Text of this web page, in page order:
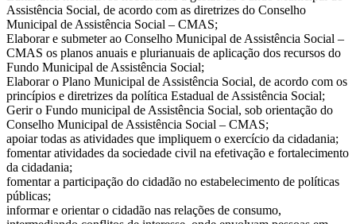
Assistência Social, de acordo com as diretrizes do Conselho
Municipal de Assistência Social – CMAS;
Elaborar e submeter ao Conselho Municipal de Assistência Social –
CMAS os planos anuais e plurianuais de aplicação dos recursos do
Fundo Municipal de Assistência Social;
Elaborar o Plano Municipal de Assistência Social, de acordo com os
princípios e diretrizes da política Estadual de Assistência Social;
Gerir o Fundo municipal de Assistência Social, sob orientação do
Conselho Municipal de Assistência Social – CMAS;
apoiar todas as atividades que impliquem o exercício da cidadania;
fomentar atividades da sociedade civil na efetivação e fortalecimento
da cidadania;
fomentar a participação do cidadão no estabelecimento de políticas
públicas;
informar e orientar o cidadão nas relações de consumo,